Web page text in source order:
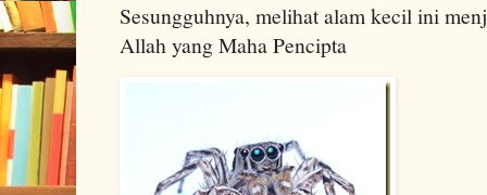
Sesungguhnya, melihat alam kecil ini
Allah yang Maha Pencipta